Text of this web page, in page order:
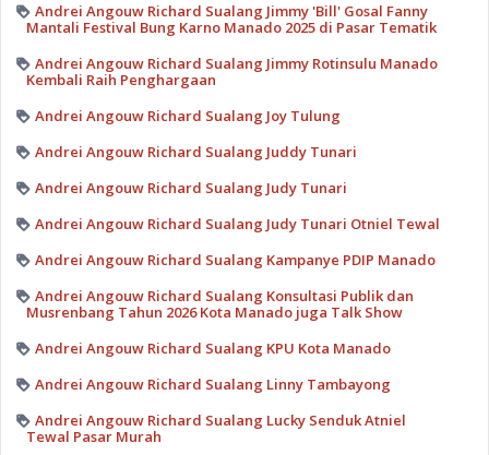
Andrei Angouw Richard Sualang Jimmy 'Bill' Gosal Fanny
Mantali Festival Bung Karno Manado 2025 di Pasar Tematik
Andrei Angouw Richard Sualang Jimmy Rotinsulu Manado
Kembali Raih Penghargaan
Andrei Angouw Richard Sualang Joy Tulung
Andrei Angouw Richard Sualang Juddy Tunari
Andrei Angouw Richard Sualang Judy Tunari
Andrei Angouw Richard Sualang Judy Tunari Otniel Tewal
Andrei Angouw Richard Sualang Kampanye PDIP Manado
Andrei Angouw Richard Sualang Konsultasi Publik dan
Musrenbang Tahun 2026 Kota Manado juga Talk Show
Andrei Angouw Richard Sualang KPU Kota Manado
Andrei Angouw Richard Sualang Linny Tambayong
Andrei Angouw Richard Sualang Lucky Senduk Atniel
Tewal Pasar Murah